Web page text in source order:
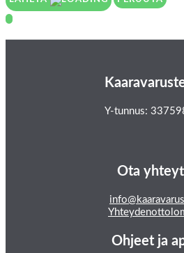
Y-tunnus:
Ota
Ohjeet ja